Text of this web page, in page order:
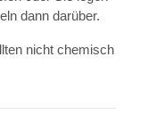
dann darüber.
nicht chemisch